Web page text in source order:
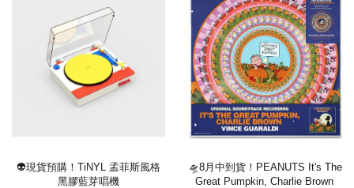
👽現貨預購！TiNYL 孟菲斯風格
黑膠藍芽唱機
🛸8月中到貨！PEANUTS It's The
Great Pumpkin, Charlie Brown